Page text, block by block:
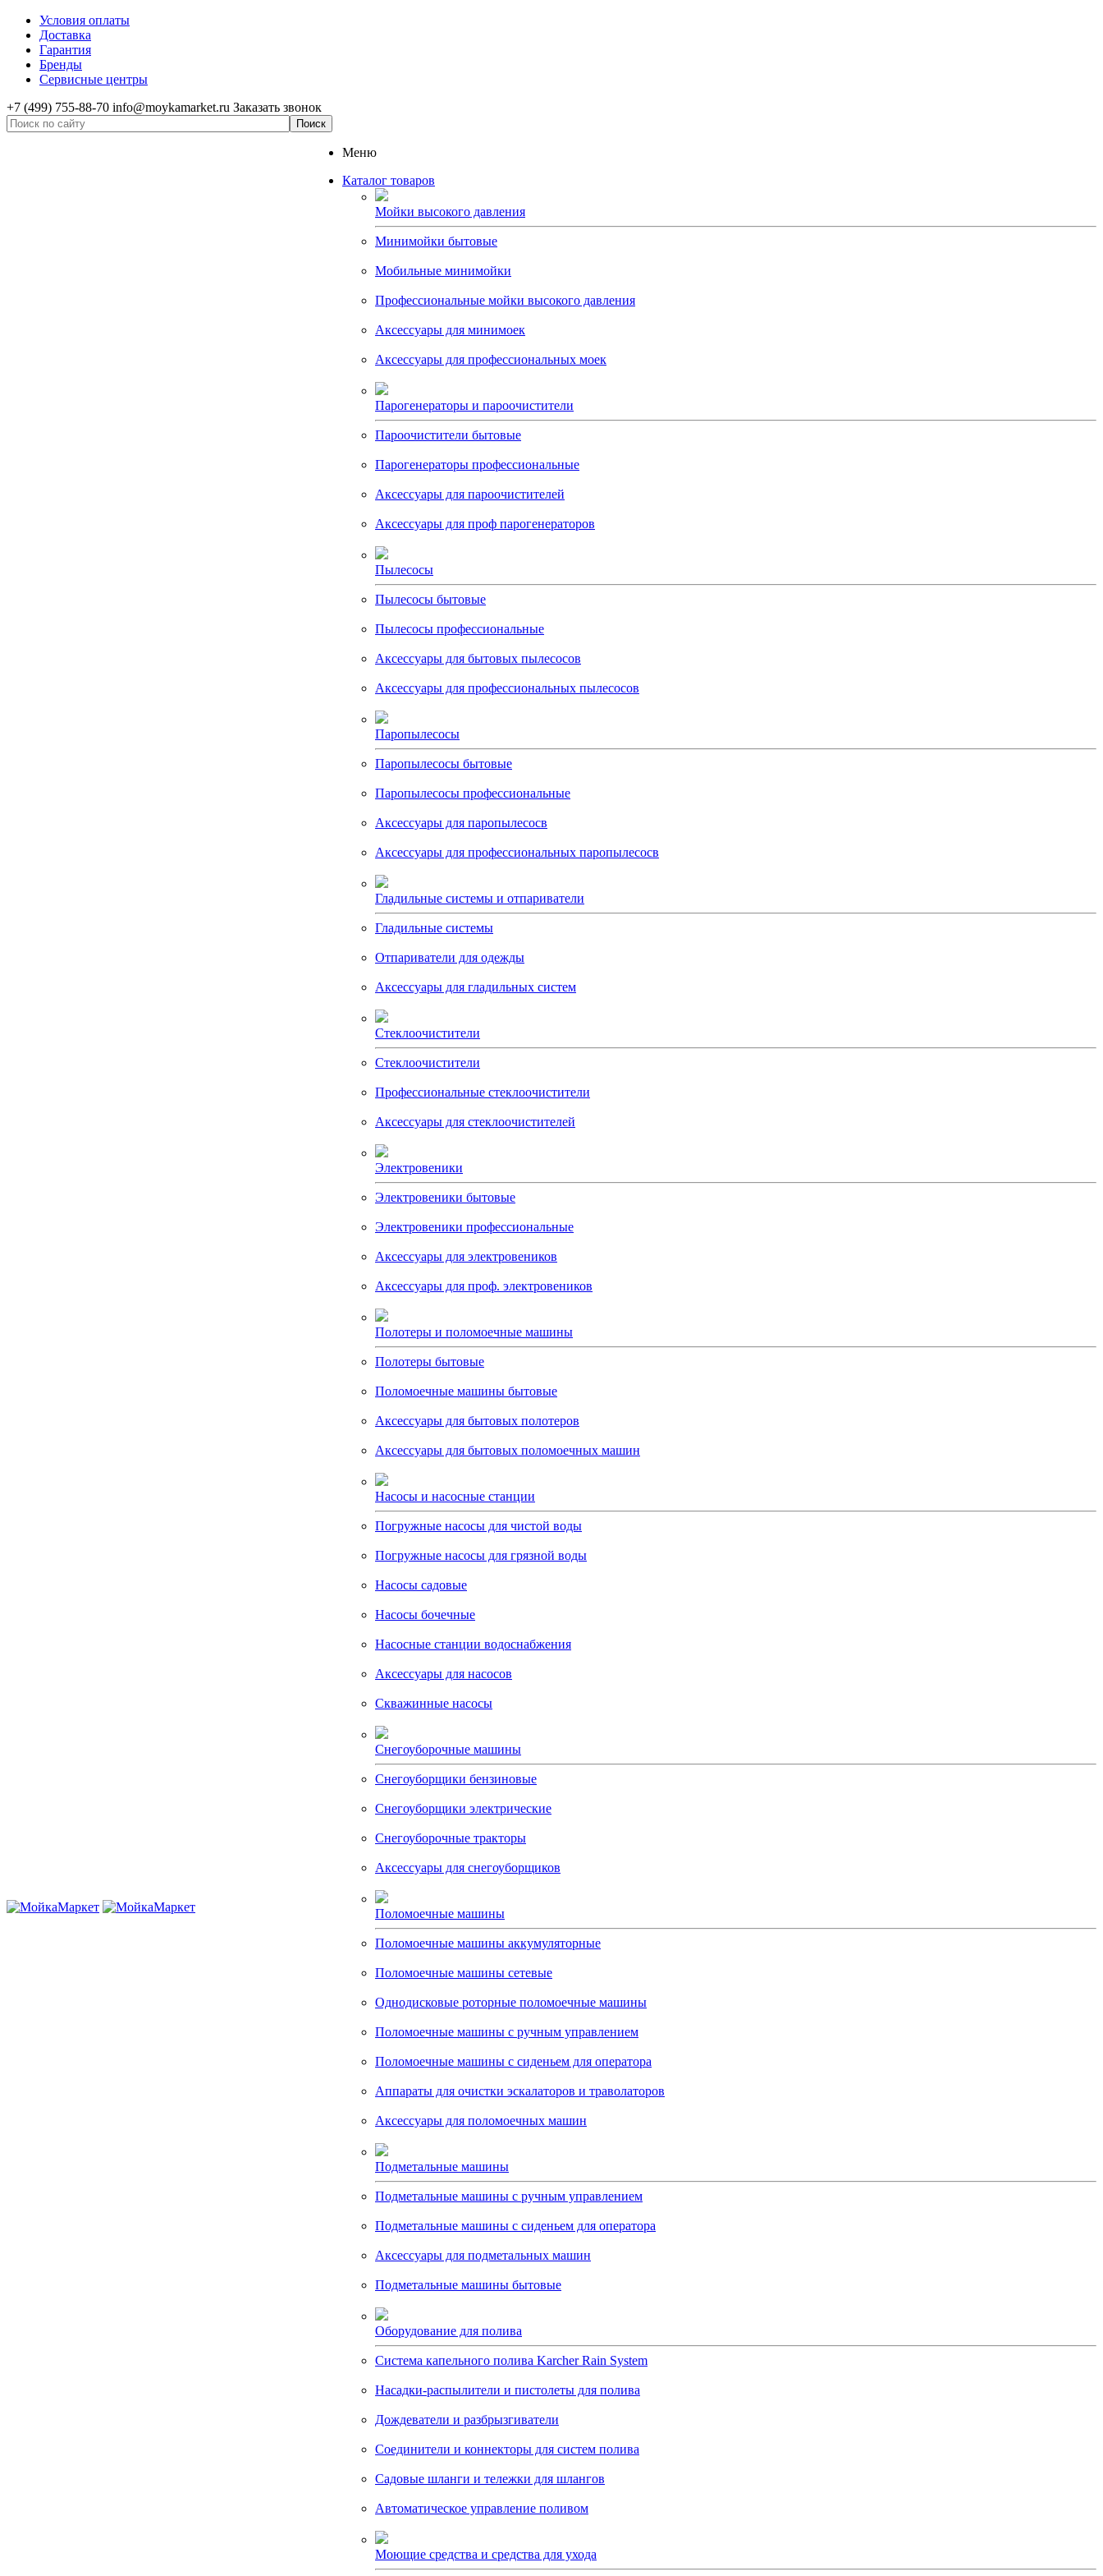
Условия оплаты
Доставка
Гарантия
Бренды
Сервисные центры
+7 (499) 755-88-70 info@moykamarket.ru Заказать звонок
Меню
Каталог товаров
Мойки высокого давления
Минимойки бытовые
Мобильные минимойки
Профессиональные мойки высокого давления
Аксессуары для минимоек
Аксессуары для профессиональных моек
Парогенераторы и пароочистители
Пароочистители бытовые
Парогенераторы профессиональные
Аксессуары для пароочистителей
Аксессуары для проф парогенераторов
Пылесосы
Пылесосы бытовые
Пылесосы профессиональные
Аксессуары для бытовых пылесосов
Аксессуары для профессиональных пылесосов
Паропылесосы
Паропылесосы бытовые
Паропылесосы профессиональные
Аксессуары для паропылесосв
Аксессуары для профессиональных паропылесосв
Гладильные системы и отпариватели
Гладильные системы
Отпариватели для одежды
Аксессуары для гладильных систем
Стеклоочистители
Стеклоочистители
Профессиональные стеклоочистители
Аксессуары для стеклоочистителей
Электровеники
Электровеники бытовые
Электровеники профессиональные
Аксессуары для электровеников
Аксессуары для проф. электровеников
Полотеры и поломоечные машины
Полотеры бытовые
Поломоечные машины бытовые
Аксессуары для бытовых полотеров
Аксессуары для бытовых поломоечных машин
Насосы и насосные станции
Погружные насосы для чистой воды
Погружные насосы для грязной воды
Насосы садовые
Насосы бочечные
Насосные станции водоснабжения
Аксессуары для насосов
Скважинные насосы
Снегоуборочные машины
Снегоуборщики бензиновые
Снегоуборщики электрические
Снегоуборочные тракторы
Аксессуары для снегоуборщиков
Поломоечные машины
Поломоечные машины аккумуляторные
Поломоечные машины сетевые
Однодисковые роторные поломоечные машины
Поломоечные машины с ручным управлением
Поломоечные машины с сиденьем для оператора
Аппараты для очистки эскалаторов и траволаторов
Аксессуары для поломоечных машин
Подметальные машины
Подметальные машины с ручным управлением
Подметальные машины с сиденьем для оператора
Аксессуары для подметальных машин
Подметальные машины бытовые
Оборудование для полива
Система капельного полива Karcher Rain System
Насадки-распылители и пистолеты для полива
Дождеватели и разбрызгиватели
Соединители и коннекторы для систем полива
Садовые шланги и тележки для шлангов
Автоматическое управление поливом
Моющие средства и средства для ухода